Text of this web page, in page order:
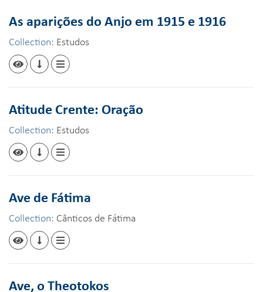
As aparições do Anjo em 1915 e 1916
Collection: Estudos
Atitude Crente: Oração
Collection: Estudos
Ave de Fátima
Collection: Cânticos de Fátima
Ave, o Theotokos